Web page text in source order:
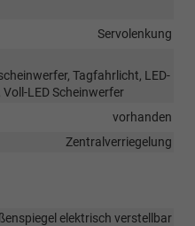
Servolenkung
Tagfahrlicht, LED-
LED Scheinwerfer
vorhanden
Zentralverriegelung
elektrisch verstellbar